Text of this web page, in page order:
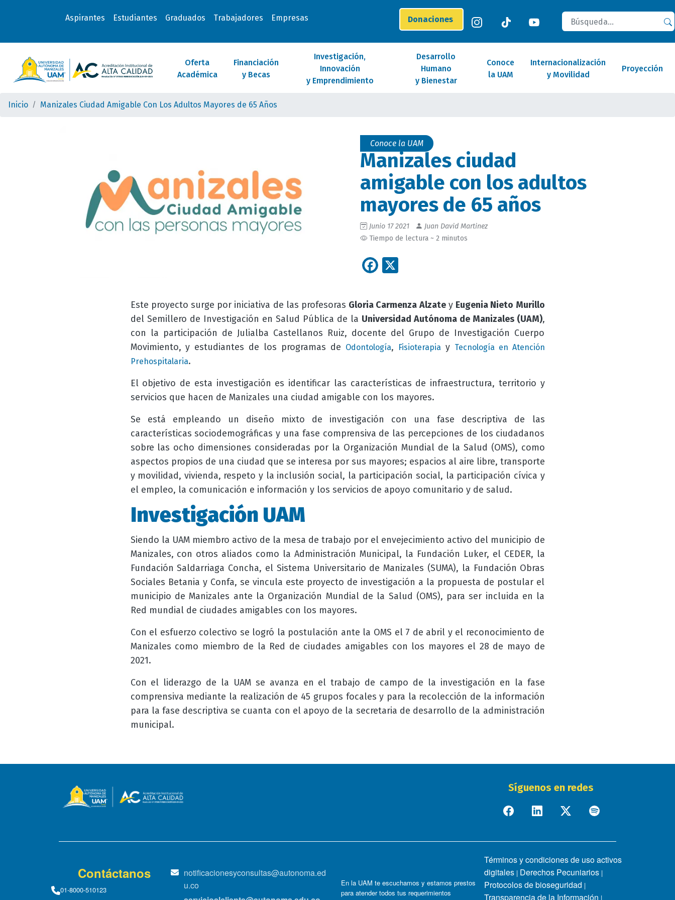
Aspirantes Estudiantes Graduados Trabajadores Empresas Donaciones
Buscar
Oferta
Académica
Financiación
y Becas
Investigación,
Innovación
y Emprendimiento
Desarrollo
Humano
y Bienestar
Conoce
la UAM
Internacionalización
y Movilidad
Proyección
Inicio Manizales Ciudad Amigable Con Los Adultos Mayores de 65 Años
Conoce la UAM
Manizales ciudad
amigable con los adultos
mayores de 65 años
Junio 17 2021
Juan David Martinez
Tiempo de lectura ~ 2 minutos
Facebook
Este proyecto surge por iniciativa de las profesoras Gloria Carmenza Alzatey Eugenia Nieto Murillo
del Semillero de Investigación en Salud Pública de la Universidad Autónoma de Manizales (UAM),
con la participación de Julialba Castellanos Ruiz, docente del Grupo de Investigación Cuerpo
Movimiento, y estudiantes de los programas de Odontología, Fisioterapiay Tecnología en Atención
Prehospitalaria.
El objetivo de esta investigación es identificar las características de infraestructura, territorio y
servicios que hacen de Manizales una ciudad amigable con los mayores.
Se está empleando un diseño mixto de investigación con una fase descriptiva de las
características sociodemográficas y una fase comprensiva de las percepciones de los ciudadanos
sobre las ocho dimensiones consideradas por la Organización Mundial de la Salud (OMS), como
aspectos propios de una ciudad que se interesa por sus mayores; espacios al aire libre, transporte
y movilidad, vivienda, respeto y la inclusión social, la participación social, la participación cívica y
el empleo, la comunicación e información y los servicios de apoyo comunitario y de salud.
Investigación UAM
Siendo la UAM miembro activo de la mesa de trabajo por el envejecimiento activo del municipio de
Manizales, con otros aliados como la Administración Municipal, la Fundación Luker, el CEDER, la
Fundación Saldarriaga Concha, el Sistema Universitario de Manizales (SUMA), la Fundación Obras
Sociales Betania y Confa, se vincula este proyecto de investigación a la propuesta de postular el
municipio de Manizales ante la Organización Mundial de la Salud (OMS), para ser incluida en la
Red mundial de ciudades amigables con los mayores.
Con el esfuerzo colectivo se logró la postulación ante la OMS el 7 de abril y el reconocimiento de
Manizales como miembro de la Red de ciudades amigables con los mayores el 28 de mayo de
2021.
Con el liderazgo de la UAM se avanza en el trabajo de campo de la investigación en la fase
comprensiva mediante la realización de 45 grupos focales y para la recolección de la información
para la fase descriptiva se cuanta con el apoyo de la secretaria de desarrollo de la administración
municipal.
Síguenos en redes
Contáctanos
01-8000-510123
notificacionesyconsultas@autonoma.ed
u.co
En la UAM te escuchamos y estamos prestos
para atender todos tus requerimientos
Términos y condiciones de uso activos
digitales | Derechos Pecuniarios |
Protocolos de bioseguridad |
Transparencia de la Información |